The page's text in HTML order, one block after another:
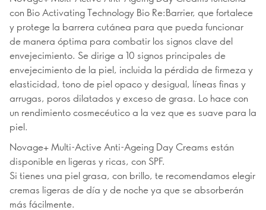
con Bio Activating Technology Bio Re:Barrier, que fortalece
y protege la barrera cutánea para que pueda funcionar
de manera óptima para combatir los signos clave del
envejecimiento. Se dirige a 10 signos principales de
envejecimiento de la piel, incluida la pérdida de firmeza y
elasticidad, tono de piel opaco y desigual, líneas finas y
arrugas, poros dilatados y exceso de grasa. Lo hace con
un rendimiento cosmecéutico a la vez que es suave para la
piel.
Novage+ Multi-Active Anti-Ageing Day Creams están
disponible en ligeras y ricas, con SPF.
Si tienes una piel grasa, con brillo, te recomendamos elegir
cremas ligeras de día y de noche ya que se absorberán
más fácilmente.